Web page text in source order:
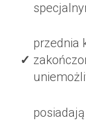
przednia